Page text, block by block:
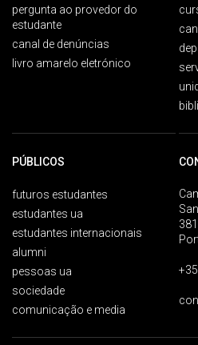
pergunta ao provedor do
estudante
canal de denúncias
livro amarelo eletrónico
PÚBLICOS
futuros estudantes
estudantes ua
estudantes internacionais
alumni
pessoas ua
sociedade
comunicação e media